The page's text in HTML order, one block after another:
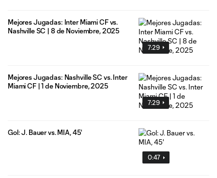
7:29
Mejores Jugadas: Inter Miami CF vs.
Nashville SC | 8 de Noviembre, 2025
7:29
Mejores Jugadas: Nashville SC vs. Inter
Miami CF | 1 de Noviembre, 2025
0:47
Gol: J. Bauer vs. MIA, 45'